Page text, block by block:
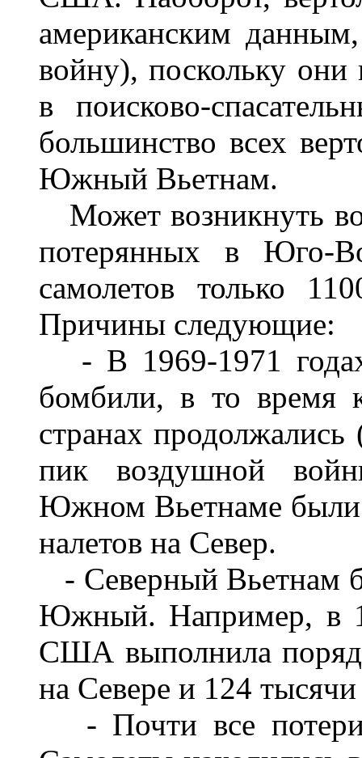
американским
войну), поскольку они
в поисково-
большинство всех
Южный Вьетнам.
Может возникнуть
потерянных в Юго-
самолетов только
Причины следующие:
- В 1969-1971
бомбили, в то время
странах
пик воздушной
Южном Вьетнаме были
налетов на Север.
- Северный Вьетнам
Южный. Например, в
США выполнила
на Севере и 124
- Почти все